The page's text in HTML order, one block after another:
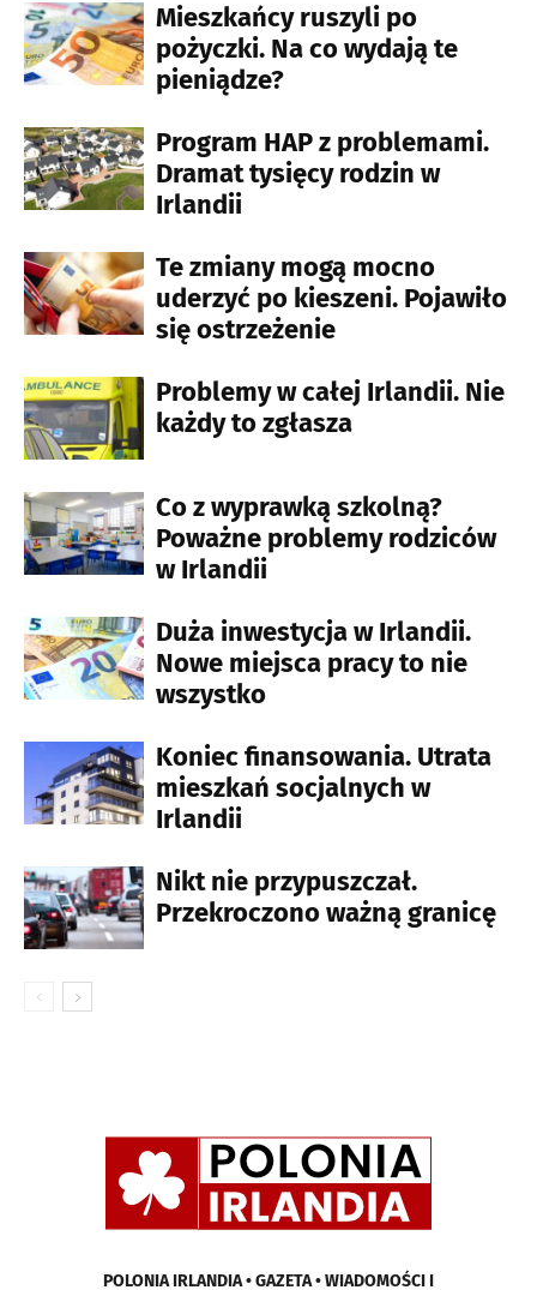
Mieszkańcy ruszyli po
pożyczki. Na co wydają te
pieniądze?
Program HAP z problemami.
Dramat tysięcy rodzin w
Irlandii
Te zmiany mogą mocno
uderzyć po kieszeni. Pojawiło
się ostrzeżenie
Problemy w całej Irlandii. Nie
każdy to zgłasza
Co z wyprawką szkolną?
Poważne problemy rodziców
w Irlandii
Duża inwestycja w Irlandii.
Nowe miejsca pracy to nie
wszystko
Koniec finansowania. Utrata
mieszkań socjalnych w
Irlandii
Nikt nie przypuszczał.
Przekroczono ważną granicę
POLONIA IRLANDIA • GAZETA • WIADOMOŚCI I